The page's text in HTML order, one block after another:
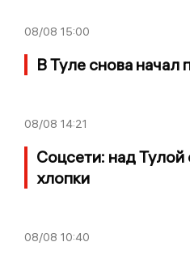
08/08 15:00
В Туле снова начал
08/08 14:21
Соцсети: над
хлопки
08/08 10:40